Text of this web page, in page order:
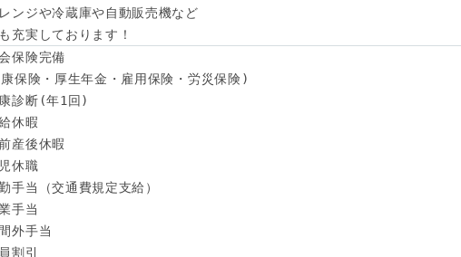
ンジや冷蔵庫や自動販売機など
充実しております！
保険完備
保険・厚生年金・雇用保険・労災保険)
康診断(年1回)
休暇
産後休暇
休職
手当（交通費規定支給）
手当
外手当
割引